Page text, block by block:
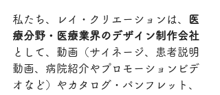
私たち、レイ・クリエーションは、
医
療分野・医療業界のデザイン制作会社
として、動画（サイネージ、患者説明
動画、病院紹介やプロモーションビデ
オなど）やカタログ・パンフレット、